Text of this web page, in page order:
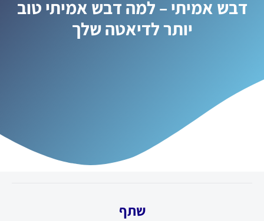
דבש אמיתי – למה דבש אמיתי טוב
יותר לדיאטה שלך
שתף